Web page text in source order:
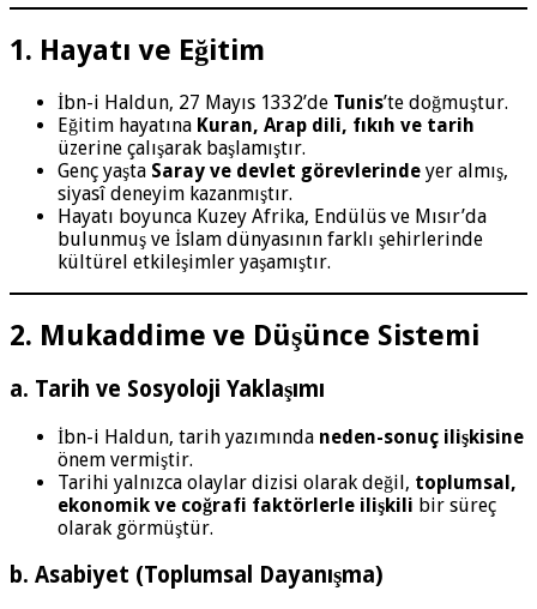
1. Hayatı ve Eğitim
İbn-i Haldun, 27 Mayıs 1332’de Tunis’te doğmuştur.
Eğitim hayatına Kuran, Arap dili, fıkıh ve tarih
üzerine çalışarak başlamıştır.
Genç yaşta Saray ve devlet görevlerinde yer almış,
siyasî deneyim kazanmıştır.
Hayatı boyunca Kuzey Afrika, Endülüs ve Mısır’da
bulunmuş ve İslam dünyasının farklı şehirlerinde
kültürel etkileşimler yaşamıştır.
2. Mukaddime ve Düşünce Sistemi
a. Tarih ve Sosyoloji Yaklaşımı
İbn-i Haldun, tarih yazımında neden-sonuç ilişkisine
önem vermiştir.
Tarihi yalnızca olaylar dizisi olarak değil, toplumsal,
ekonomik ve coğrafi faktörlerle ilişkili bir süreç
olarak görmüştür.
b. Asabiyet (Toplumsal Dayanışma)